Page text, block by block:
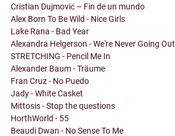
Cristian Dujmović – Fin de un mundo
Alex Born To Be Wild - Nice Girls
Lake Rana - Bad Year
Alexandra Helgerson - We're Never Going Out
STRETCHING - Pencil Me In
Alexander Baum - Träume
Fran Cruz - No Puedo
Jady - White Casket
Mittosis - Stop the questions
HorthWorld - 55
Beaudi Dwan - No Sense To Me